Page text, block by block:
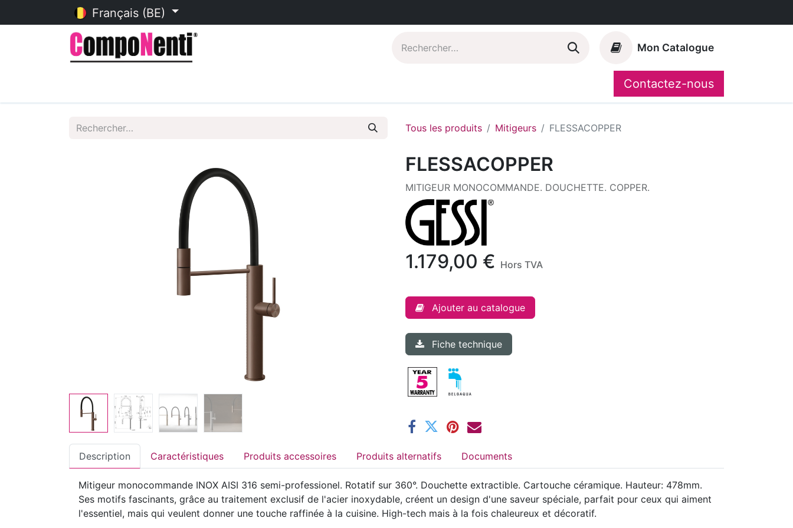
Français (BE)
Mon Catalogue
CompoShop
Contactez-nous
Tous les produits Mitigeurs FLESSACOPPER
FLESSACOPPER
MITIGEUR MONOCOMMANDE. DOUCHETTE. COPPER.
1.179,00 € Hors TVA
Ajouter au catalogue
Fiche technique
Description Caractéristiques Produits accessoires Produits alternatifs Documents
Mitigeur monocommande INOX AISI 316 semi-professionel. Rotatif sur 360°. Douchette extractible. Cartouche céramique. Hauteur: 478mm.
Ses motifs fascinants, grâce au traitement exclusif de l'acier inoxydable, créent un design d'une saveur spéciale, parfait pour ceux qui aiment
l'essentiel, mais qui veulent donner une touche raffinée à la cuisine. High-tech mais à la fois chaleureux et décoratif.